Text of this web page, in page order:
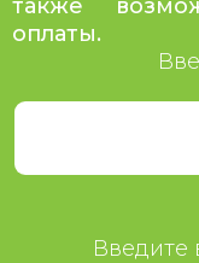
также
оплаты.
Введите